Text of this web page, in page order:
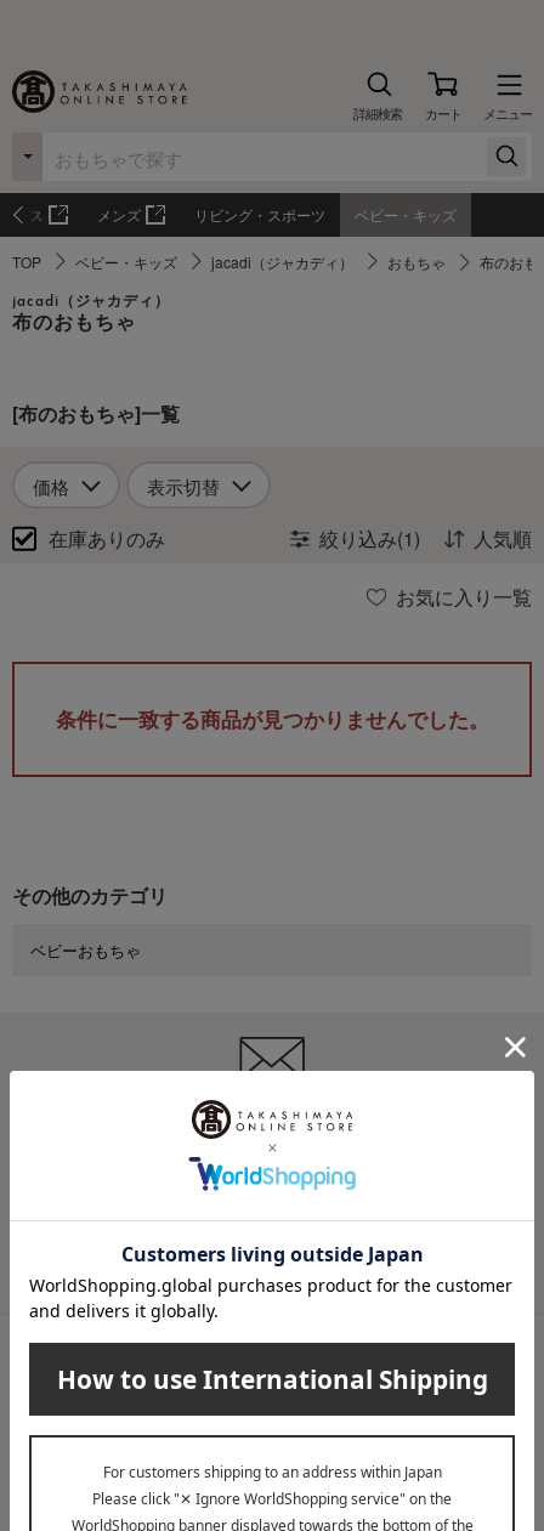
詳細検索 カート メニュー
ース メンズ リビング・スポーツ ベビー・キッズ
TOP ベビー・キッズ jacadi（ジャカディ） おもちゃ 布のおも
jacadi（ジャカディ）
布のおもちゃ
[布のおもちゃ]一覧
価格 表示切替
在庫ありのみ 絞り込み(1) 人気順
お気に入り一覧
条件に一致する商品が見つかりませんでした。
その他のカテゴリ
ベビーおもちゃ
メールマガジン
送料無料クーポンやキャンペーン、新着・SALE・おすすめ商品な
ど、「高島屋オンラインストア」のお得＆うれしい情報をお届けい
メールマガジンについて詳しく見る
LINE公式アカウント
高島屋オンラインストアLINE公式アカウントでは百貨店ならではの
名品やお得な最新情報を配信中！